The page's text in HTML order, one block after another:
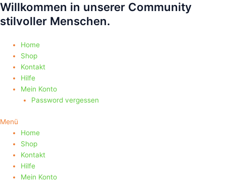
Zum
Inhalt
springen
Willkommen in unserer Community
stilvoller Menschen.
Home
Shop
Kontakt
Hilfe
Mein Konto
Password vergessen
Menü
Home
Shop
Kontakt
Hilfe
Mein Konto
Products
search
Products
search